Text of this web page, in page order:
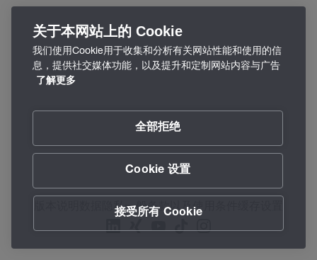
数据隐私一般条款以及使用条件
关于本网站上的 Cookie
我们使用Cookie用于收集和分析有关网站性能和使用的信
息，提供社交媒体功能，以及提升和定制网站内容与广告
了解更多
全部拒绝
Cookie 设置
接受所有 Cookie